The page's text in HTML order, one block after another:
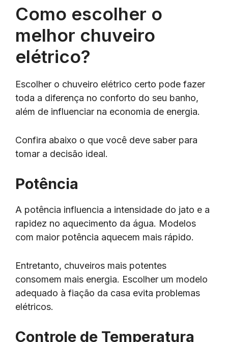
Como escolher o
melhor chuveiro
elétrico?
Escolher o chuveiro elétrico certo pode fazer
toda a diferença no conforto do seu banho,
além de influenciar na economia de energia.
Confira abaixo o que você deve saber para
tomar a decisão ideal.
Potência
A potência influencia a intensidade do jato e a
rapidez no aquecimento da água. Modelos
com maior potência aquecem mais rápido.
Entretanto, chuveiros mais potentes
consomem mais energia. Escolher um modelo
adequado à fiação da casa evita problemas
elétricos.
Controle de Temperatura